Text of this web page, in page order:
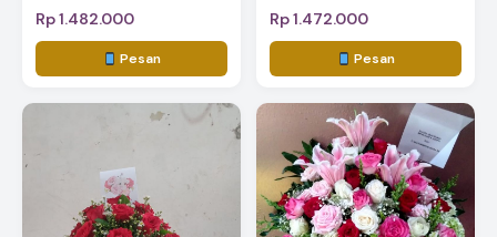
Rp 1.482.000
Pesan
Rp 1.472.000
Pesan